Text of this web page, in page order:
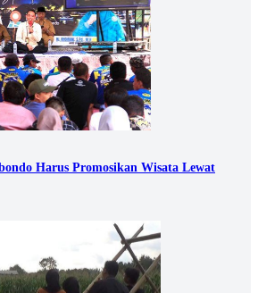
Harus Promosikan Wisata Lewat